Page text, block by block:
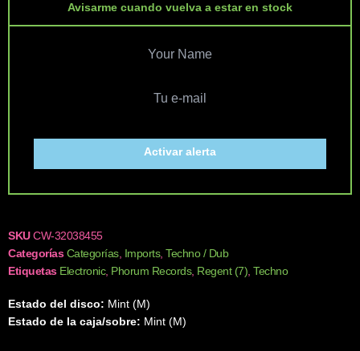
Avisarme cuando vuelva a estar en stock
Activar alerta
SKUCW-32038455
Categorías Categorías, Imports, Techno / Dub
Etiquetas Electronic, Phorum Records, Regent (7) Techno
Estado del disco: Mint (M)
Estado de la caja/sobre: Mint (M)